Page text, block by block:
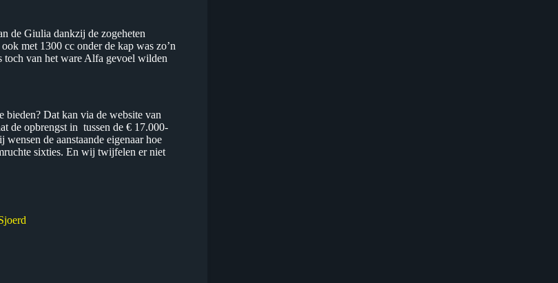
de Giulia dankzij de zogeheten
met 1300 cc onder de kap was zo’n
toch van het ware Alfa gevoel wilden
Dat kan via de website van
de opbrengst in tussen de € 17.000-
de aanstaande eigenaar hoe
sixties. En wij twijfelen er niet